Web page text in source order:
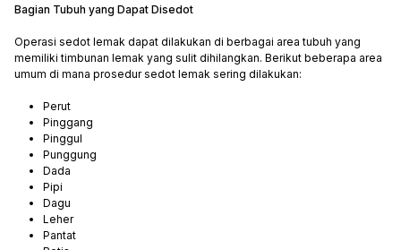
Bagian Tubuh yang Dapat Disedot
Operasi sedot lemak dapat dilakukan di berbagai area tubuh yang
memiliki timbunan lemak yang sulit dihilangkan. Berikut beberapa area
umum di mana prosedur sedot lemak sering dilakukan:
Perut
Pinggang
Pinggul
Punggung
Dada
Pipi
Dagu
Leher
Pantat